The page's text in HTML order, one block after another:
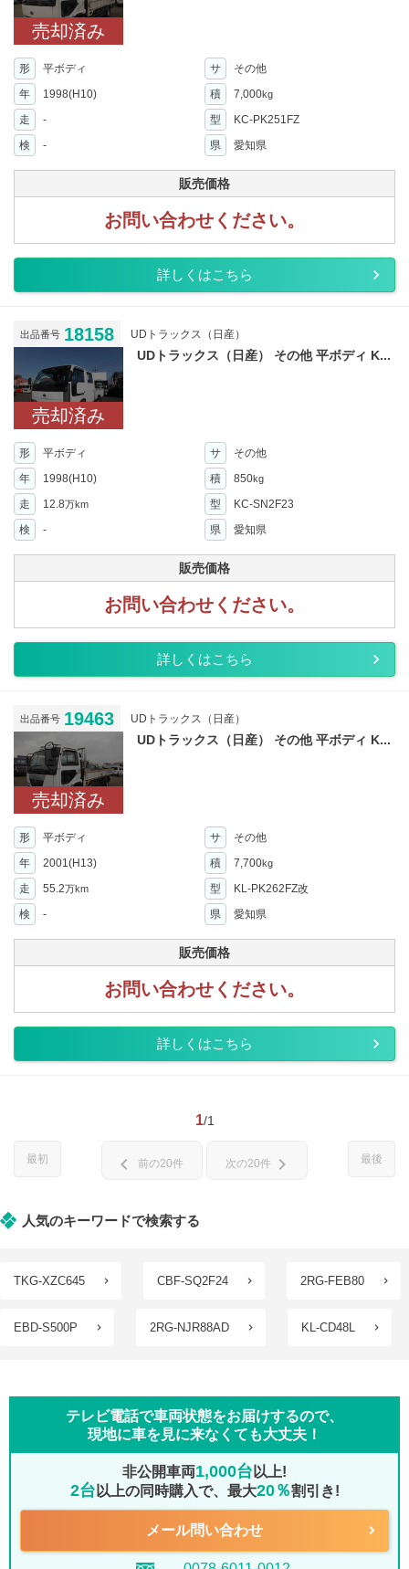
売却済み
形 平ボディ サ
その他
年
1998(H10) 積 7,000kg
走 - 型
KC-PK251FZ
検
- 県 愛知県
販売価格
お問い合わせください。
詳しくはこちら
出品番号 18158 UDトラックス（日産）
売却済み
UDトラックス（日産） その他 平ボディ K...
形 平ボディ サ
その他
年
1998(H10) 積 850kg
走 12.8万km 型
KC-SN2F23
検
- 県 愛知県
販売価格
お問い合わせください。
詳しくはこちら
出品番号 19463 UDトラックス（日産）
売却済み
UDトラックス（日産） その他 平ボディ K...
形 平ボディ サ
その他
年
2001(H13) 積 7,700kg
走 55.2万km 型
KL-PK262FZ改
検
- 県 愛知県
販売価格
お問い合わせください。
詳しくはこちら
1/1
最初 最後
chevron_left 前の20件 次の20件 chevron_right
人気のキーワードで検索する
TKG-XZC645 CBF-SQ2F24 2RG-FEB80
EBD-S500P 2RG-NJR88AD KL-CD48L
テレビ電話で車両状態をお届けするので、
現地に車を見に来なくても大丈夫！
非公開車両1,000台 以上!
2台 以上の同時購入で、最大20％割引き!
メール問い合わせ